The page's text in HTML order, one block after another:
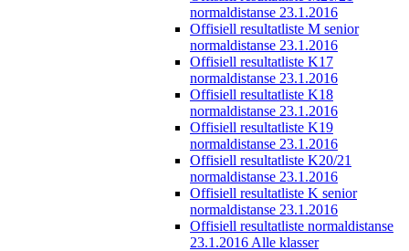
normaldistanse 23.1.2016
Offisiell resultatliste M senior
normaldistanse 23.1.2016
Offisiell resultatliste K17
normaldistanse 23.1.2016
Offisiell resultatliste K18
normaldistanse 23.1.2016
Offisiell resultatliste K19
normaldistanse 23.1.2016
Offisiell resultatliste K20/21
normaldistanse 23.1.2016
Offisiell resultatliste K senior
normaldistanse 23.1.2016
Offisiell resultatliste normaldistanse
23.1.2016 Alle klasser